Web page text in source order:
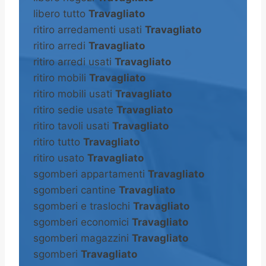
libero tutto Travagliato
ritiro arredamenti usati Travagliato
ritiro arredi Travagliato
ritiro arredi usati Travagliato
ritiro mobili Travagliato
ritiro mobili usati Travagliato
ritiro sedie usate Travagliato
ritiro tavoli usati Travagliato
ritiro tutto Travagliato
ritiro usato Travagliato
sgomberi appartamenti Travagliato
sgomberi cantine Travagliato
sgomberi e traslochi Travagliato
sgomberi economici Travagliato
sgomberi magazzini Travagliato
sgomberi Travagliato